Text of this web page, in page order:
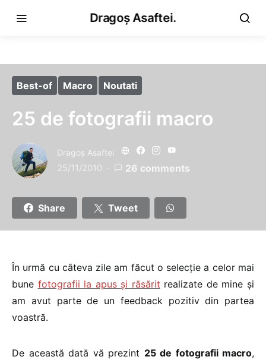
Dragoș Asaftei.
Best-of Macro Noutati
25 de fotografii macro
Dragoş Asaftei
25/11/2010 26 comments
Share Tweet
În urmă cu câteva zile am făcut o selecţie a celor mai
bune fotografii la apus şi răsărit realizate de mine şi
am avut parte de un feedback pozitiv din partea
voastră.
De această dată vă prezint 25 de fotografii macro,